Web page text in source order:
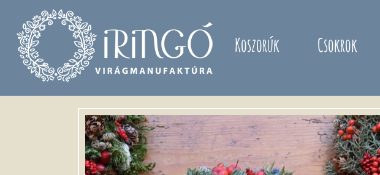
Koszorúk Csokrok